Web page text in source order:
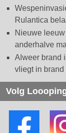
Rulantica
Nieuwe
anderhalve
Alweer brand
vliegt in brand
Volg